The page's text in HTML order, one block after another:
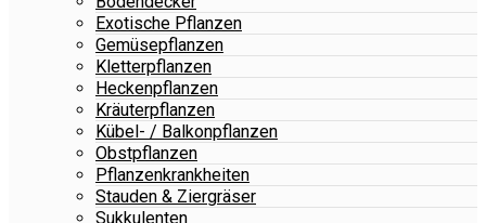
Exotische Pflanzen
Gemüsepflanzen
Kletterpflanzen
Heckenpflanzen
Kräuterpflanzen
Kübel- / Balkonpflanzen
Obstpflanzen
Pflanzenkrankheiten
Stauden & Ziergräser
Sukkulenten